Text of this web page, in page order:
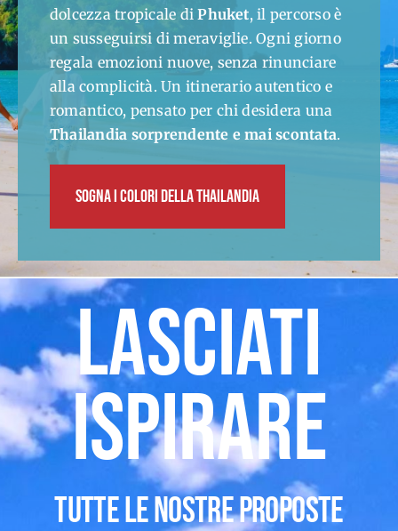
dolcezza tropicale diPhuket, il percorso è
un susseguirsi di meraviglie. Ogni giorno
regala emozioni nuove, senza rinunciare
alla complicità. Un itinerario autentico e
romantico, pensato per chi desidera una
Thailandia sorprendente e mai scontata.
SOGNA I COLORI DELLA THAILANDIA
LASCIATI
ISPIRARE
TUTTE LE NOSTRE PROPOSTE